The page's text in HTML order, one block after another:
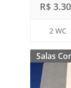
R$
2 WC
Salas